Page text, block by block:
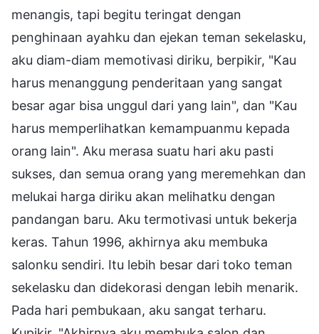
menangis, tapi begitu teringat dengan
penghinaan ayahku dan ejekan teman sekelasku,
aku diam-diam memotivasi diriku, berpikir, "Kau
harus menanggung penderitaan yang sangat
besar agar bisa unggul dari yang lain", dan "Kau
harus memperlihatkan kemampuanmu kepada
orang lain". Aku merasa suatu hari aku pasti
sukses, dan semua orang yang meremehkan dan
melukai harga diriku akan melihatku dengan
pandangan baru. Aku termotivasi untuk bekerja
keras. Tahun 1996, akhirnya aku membuka
salonku sendiri. Itu lebih besar dari toko teman
sekelasku dan didekorasi dengan lebih menarik.
Pada hari pembukaan, aku sangat terharu.